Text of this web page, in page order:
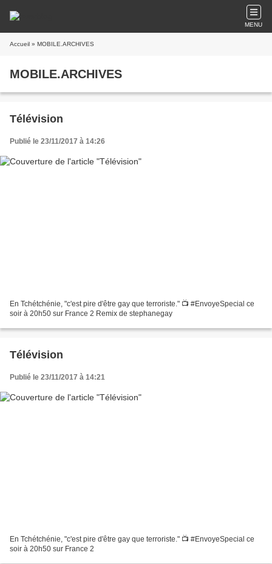
MENU
Accueil » MOBILE.ARCHIVES
MOBILE.ARCHIVES
Télévision
Publié le 23/11/2017 à 14:26
En Tchétchénie, "c'est pire d'être gay que terroriste." 📺 #EnvoyeSpecial ce
soir à 20h50 sur France 2 Remix de stephanegay
Télévision
Publié le 23/11/2017 à 14:21
En Tchétchénie, "c'est pire d'être gay que terroriste." 📺 #EnvoyeSpecial ce
soir à 20h50 sur France 2